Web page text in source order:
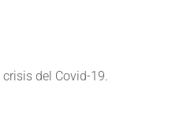
del Covid-19.